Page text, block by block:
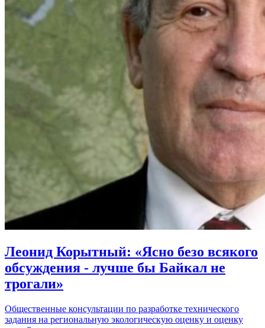
Леонид Корытный: «Ясно безо всякого
обсуждения - лучше бы Байкал не
трогали»
Общественные консультации по разработке технического
задания на региональную экологическую оценку и оценку